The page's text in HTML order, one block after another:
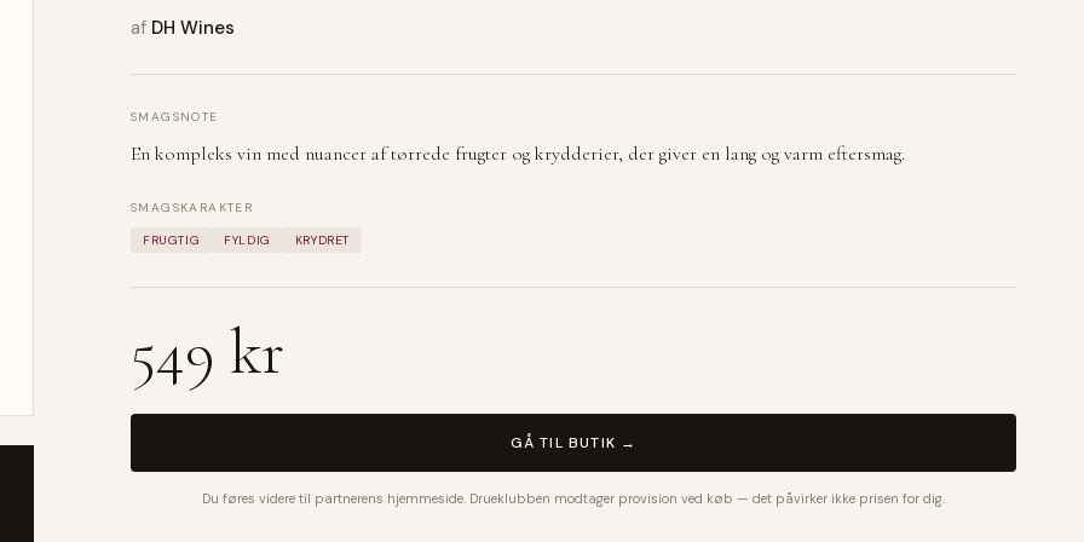
af DH Wines
SMAGSNOTE
En kompleks vin med nuancer af tørrede frugter og krydderier, der giver en lang og varm eftersmag.
SMAGSKARAKTER
FRUGTIG FYLDIG KRYDRET
549 kr
GÅ TIL BUTIK →
Du føres videre til partnerens hjemmeside. Drueklubben modtager provision ved køb — det påvirker ikke prisen for dig.